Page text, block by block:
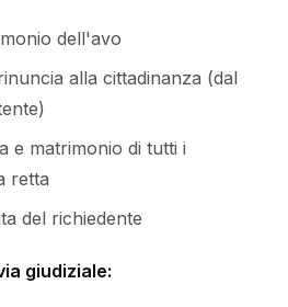
dell'avo
alla cittadinanza (dal
e matrimonio di tutti i
retta
del richiedente
giudiziale: